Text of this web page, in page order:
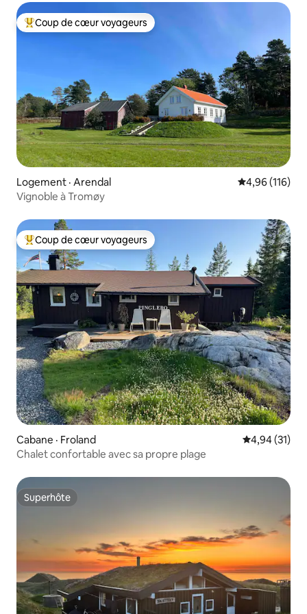
Coup de cœur voyageurs parmi les plus aimés
Coup de cœur voyageurs
Logement · Arendal Note
4,96 (116)
Vignoble à Tromøy
Coup de cœur voyageurs parmi les plus aimés
Coup de cœur voyageurs
Cabane · Froland Note
4,94 (31)
Chalet confortable avec sa propre plage
Superhôte
Superhôte